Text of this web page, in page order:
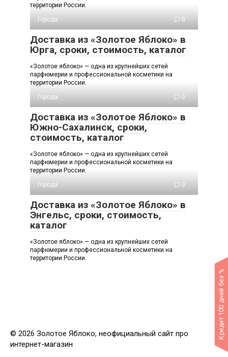
территории России.
Города
0
Доставка из «Золотое Яблоко» в
Юрга, сроки, стоимость, каталог
«Золотое яблоко» — одна из крупнейших сетей
парфюмерии и профессиональной косметики на
территории России.
Города
0
Доставка из «Золотое Яблоко» в
Южно-Сахалинск, сроки,
стоимость, каталог
«Золотое яблоко» — одна из крупнейших сетей
парфюмерии и профессиональной косметики на
территории России.
Города
0
Доставка из «Золотое Яблоко» в
Энгельс, сроки, стоимость,
каталог
«Золотое яблоко» — одна из крупнейших сетей
парфюмерии и профессиональной косметики на
территории России.
© 2026 Золотое Яблоко, неофициальный сайт про
интернет-магазин
Кредит 100 дней без %